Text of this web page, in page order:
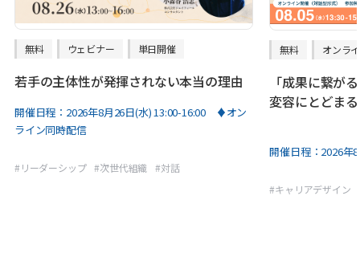
無料 ウェビナー 単日開催
若手の主体性が発揮されない本当の理由
開催日程： 2026年8月26日(水) 13:00-16:00 ♦オン
ライン同時配信
# リーダーシップ #次世代組織 #対話
無料 オンラ
「成果に繋が
変容にとどま
開催日程： 2026年
#キャリアデザイン